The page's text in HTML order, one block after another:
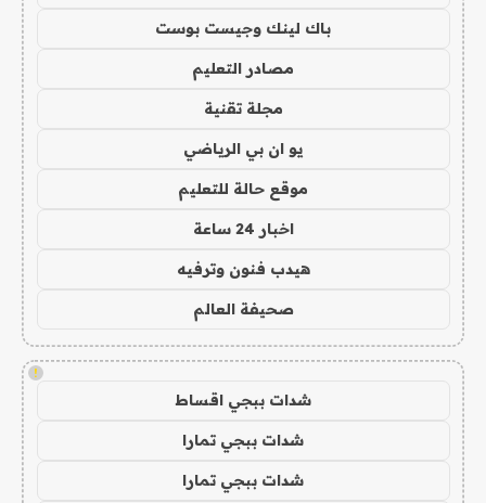
باك لينك وجيست بوست
مصادر التعليم
مجلة تقنية
يو ان بي الرياضي
موقع حالة للتعليم
اخبار 24 ساعة
هيدب فنون وترفيه
صحيفة العالم
!
شدات ببجي اقساط
شدات ببجي تمارا
شدات ببجي تمارا